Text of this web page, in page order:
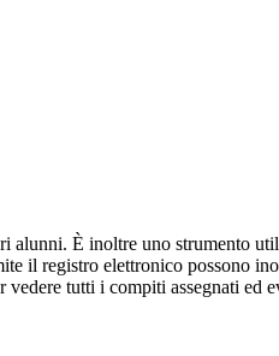
alunni. È inoltre uno strumento
il registro elettronico possono
tutti i compiti assegnati ed